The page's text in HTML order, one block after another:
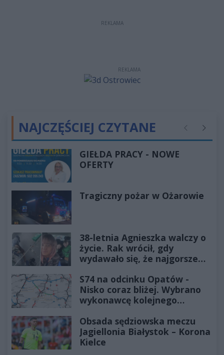
REKLAMA
REKLAMA
NAJCZĘŚCIEJ CZYTANE Poprzednie
GIEŁDA PRACY - NOWE
OFERTY
Tragiczny pożar w Ożarowie
38-letnia Agnieszka walczy o
życie. Rak wrócił, gdy
wydawało się, że najgorsze
S74 na odcinku Opatów -
Nisko coraz bliżej. Wybrano
wykonawcę kolejnego
Obsada sędziowska meczu
Jagiellonia Białystok – Korona
Kielce